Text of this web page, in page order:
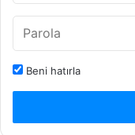
Beni hatırla